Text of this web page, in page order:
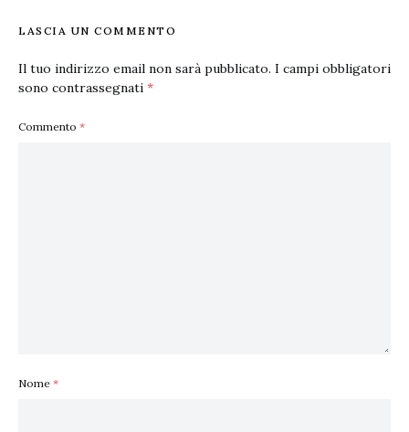
LASCIA UN COMMENTO
Il tuo indirizzo email non sarà pubblicato. I campi obbligatori
sono contrassegnati *
Commento *
Nome *